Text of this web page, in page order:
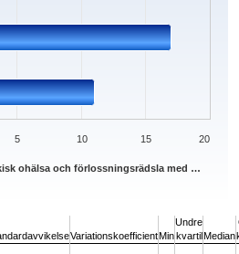
ohälsa och förlossningsrädsla med …
10
5 15 20
VariationskoefficientMin
Undre
kvartilMedian